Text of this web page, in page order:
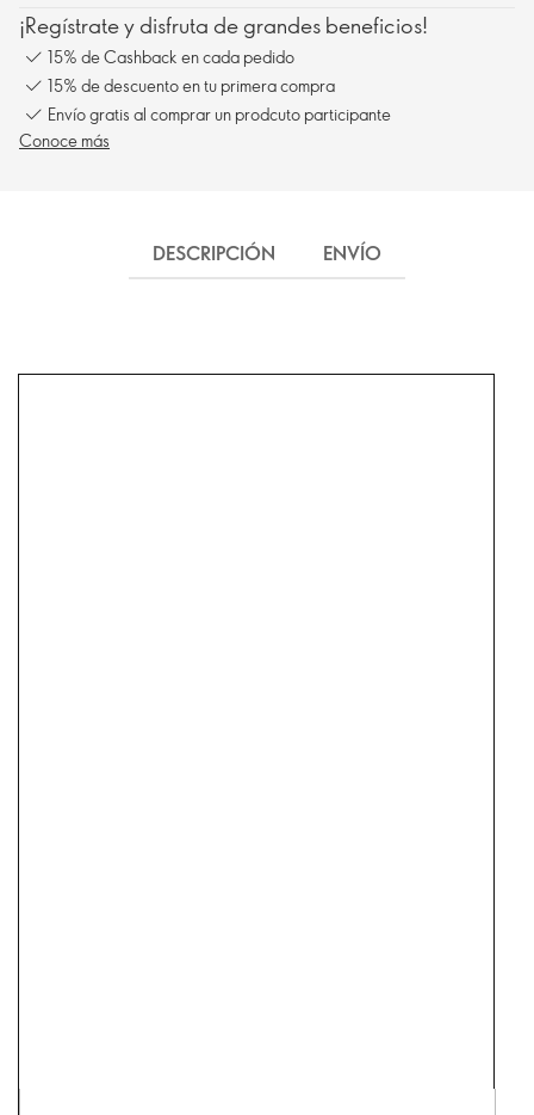
¡Regístrate y disfruta de grandes beneficios!
15% de Cashback en cada pedido
15% de descuento en tu primera compra
Envío gratis al comprar un prodcuto participante
Conoce más
DESCRIPCIÓN ENVÍO